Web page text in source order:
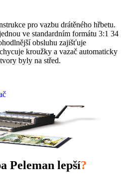
pro vazbu drátěného hřbetu.
ve standardním formátu 3:1 34
obsluhu zajišťuje
kroužky a vazač automaticky
byly na střed.
Peleman lepší?